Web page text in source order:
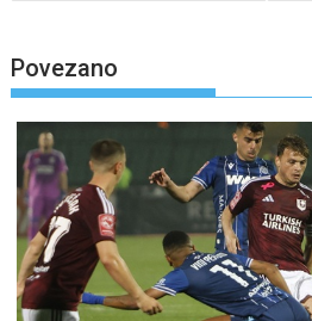
Povezano